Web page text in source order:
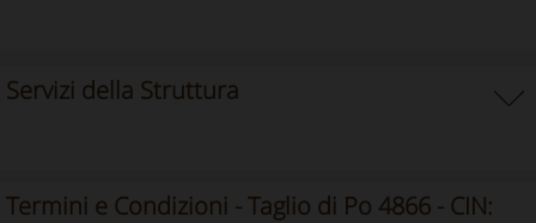
Servizi della Struttura
Termini e Condizioni - Taglio di Po 4866 - CIN: